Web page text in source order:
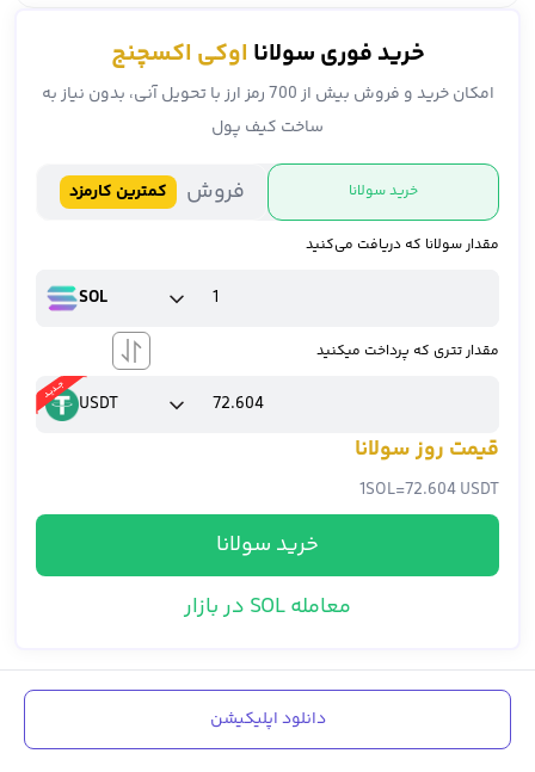
خرید فوری سولانا اوکی اکسچنج
امکان خرید و فروش بیش از 700 رمز ارز با تحویل آنی، بدون نیاز به
ساخت کیف پول
خرید سولانا فروش کمترین کارمزد
مقدار سولانا که دریافت می‌کنید
SOL
مقدار تتری که پرداخت میکنید
USDT
قیمت روز سولانا
1SOL=72.604 USDT
خرید سولانا
معامله SOL در بازار
دانلود اپلیکیشن